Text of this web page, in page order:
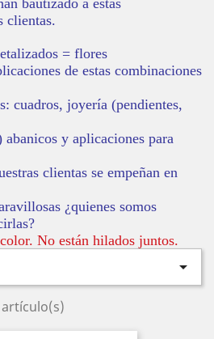
bautizado a estas
clientas.
= flores
de estas combinaciones
cuadros, joyería (pendientes,
y aplicaciones para
clientas se empeñan en
¿quienes somos
No están hilados juntos.
